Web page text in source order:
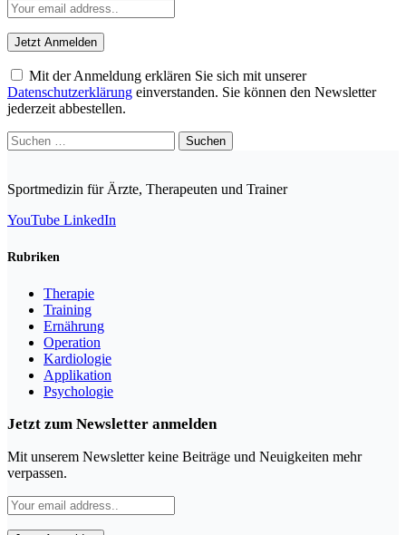
Mit der Anmeldung erklären Sie sich mit unserer
Datenschutzerklärung einverstanden. Sie können den Newsletter
jederzeit abbestellen.
Suchen
nach:
Sportmedizin für Ärzte, Therapeuten und Trainer
YouTube LinkedIn
Rubriken
Therapie
Training
Ernährung
Operation
Kardiologie
Applikation
Psychologie
Jetzt zum Newsletter anmelden
Mit unserem Newsletter keine Beiträge und Neuigkeiten mehr
verpassen.